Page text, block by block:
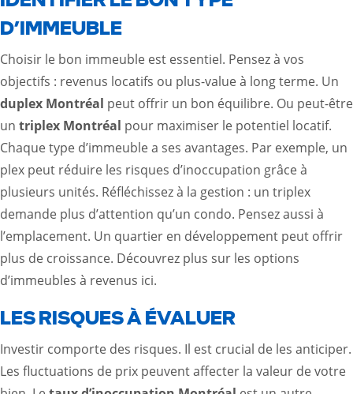
D’IMMEUBLE
Choisir le bon immeuble est essentiel. Pensez à vos
objectifs : revenus locatifs ou plus-value à long terme. Un
duplex Montréal peut offrir un bon équilibre. Ou peut-être
un triplex Montréal pour maximiser le potentiel locatif.
Chaque type d’immeuble a ses avantages. Par exemple, un
plex peut réduire les risques d’inoccupation grâce à
plusieurs unités. Réfléchissez à la gestion : un triplex
demande plus d’attention qu’un condo. Pensez aussi à
l’emplacement. Un quartier en développement peut offrir
plus de croissance. Découvrez plus sur les options
d’immeubles à revenus ici.
LES RISQUES À ÉVALUER
Investir comporte des risques. Il est crucial de les anticiper.
Les fluctuations de prix peuvent affecter la valeur de votre